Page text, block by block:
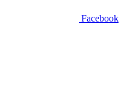
Facebook